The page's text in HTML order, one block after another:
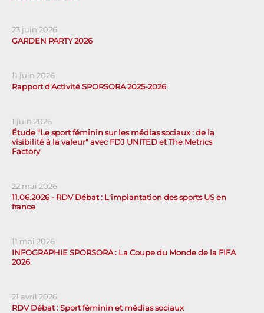
23 juin 2026
GARDEN PARTY 2026
11 juin 2026
Rapport d'Activité SPORSORA 2025-2026
1 juin 2026
Étude "Le sport féminin sur les médias sociaux : de la
visibilité à la valeur" avec FDJ UNITED et The Metrics
Factory
22 mai 2026
11.06.2026 - RDV Débat : L'implantation des sports US en
france
11 mai 2026
INFOGRAPHIE SPORSORA : La Coupe du Monde de la FIFA
2026
21 avril 2026
RDV Débat : Sport féminin et médias sociaux